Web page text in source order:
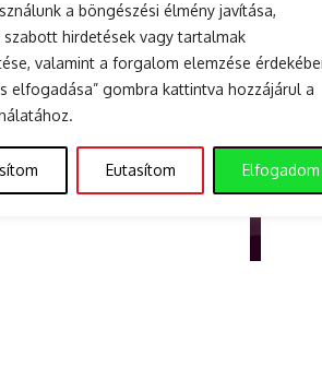
a böngészési élmény javítása,
szabott hirdetések vagy tartalmak
valamint a forgalom elemzése
elfogadása” gombra kattintva hozzájárul a
Eutasítom Elfogadom
Consulting Kft.
Mansfeld Péter u. 9. 2.
23963472-2-13
9 és